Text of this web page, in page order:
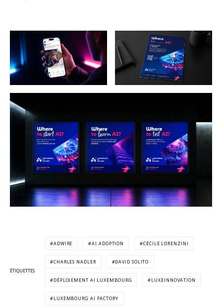
ÉTIQUETTES
ADWIRE AI ADOPTION CÉCILE LORENZINI
CHARLES NADLER DAVID SOLITO
DÉPLOIEMENT AI LUXEMBOURG LUXEINNOVATION
LUXEMBOURG AI FACTORY